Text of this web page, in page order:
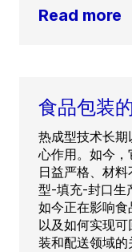
Read more
食品包装
热成型技术长
心作用。如今
日益严格、材
型-填充-封口生
如今正在影响食
以及如何实现
装和配送领域的